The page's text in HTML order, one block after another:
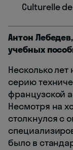
Culturelle
Антон
учебных
Несколько
серию
французской
Несмотря на
столкнулся с
было в